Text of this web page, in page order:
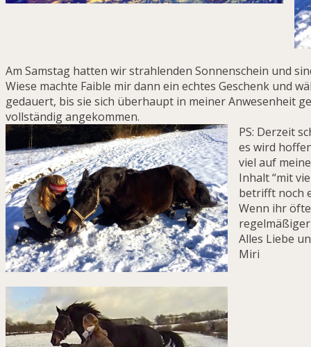
Am Samstag hatten wir strahlenden Sonnenschein und
Wiese machte Faible mir dann ein echtes Geschenk und
gedauert, bis sie sich überhaupt in meiner Anwesenheit
vollständig angekommen.
PS: Derzeit
es wird
viel auf
Inhalt “mit
betrifft noch
Wenn ihr
Alles Liebe
Miri